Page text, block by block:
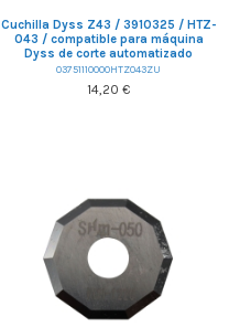
Cuchilla Dyss Z43 / 3910325 / HTZ-
043 / compatible para máquina
Dyss de corte automatizado
03751110000HTZ043ZU
14,20 €